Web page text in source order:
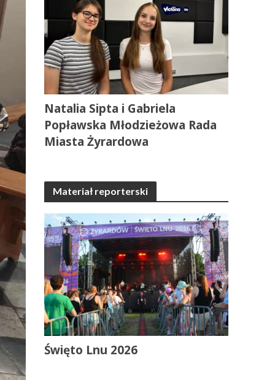
Natalia Sipta i Gabriela
Popławska Młodzieżowa Rada
Miasta Żyrardowa
Materiał reporterski
Święto Lnu 2026